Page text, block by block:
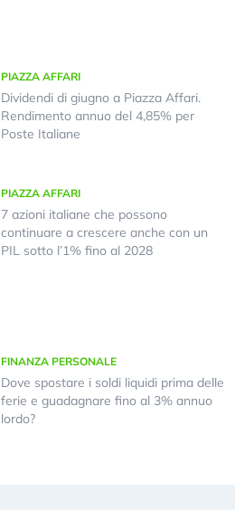
PIAZZA AFFARI
Dividendi di giugno a Piazza Affari.
Rendimento annuo del 4,85% per
Poste Italiane
PIAZZA AFFARI
7 azioni italiane che possono
continuare a crescere anche con un
PIL sotto l’1% fino al 2028
FINANZA PERSONALE
Dove spostare i soldi liquidi prima delle
ferie e guadagnare fino al 3% annuo
lordo?